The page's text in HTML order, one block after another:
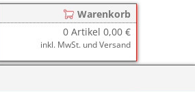
Warenkorb
0Artikel 0,00 €
inkl. MwSt. und Versand